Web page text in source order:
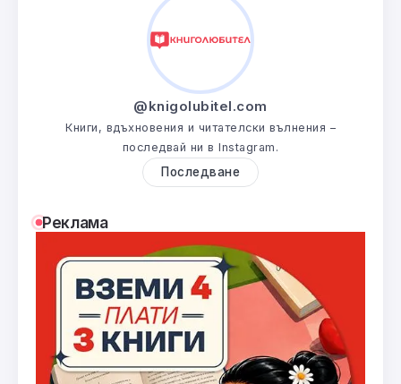
@knigolubitel.com
Книги, вдъхновения и читателски вълнения –
последвай ни в Instagram.
Последване
Реклама